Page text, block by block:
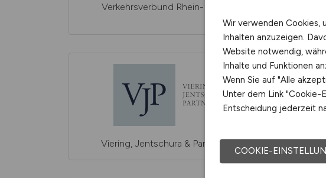
Verkehrsverbund Rhein-Ruhr AöR
Viering, Jentschura & Partner mbB
Wir verwenden Cookies,
Inhalten anzuzeigen.
Website notwendig,
Inhalte und Funktionen
Wenn Sie auf "Alle
Unter dem Link "Cookie-
Entscheidung jederzeit
COOKIE-